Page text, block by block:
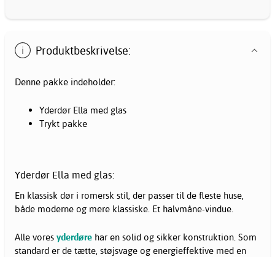
Produktbeskrivelse:
Denne pakke indeholder:
Yderdør Ella med glas
Trykt pakke
Yderdør Ella med glas:
En klassisk dør i romersk stil, der passer til de fleste huse,
både moderne og mere klassiske. Et halvmåne-vindue.
Alle vores yderdøre har en solid og sikker konstruktion. Som
standard er de tætte, støjsvage og energieffektive med en